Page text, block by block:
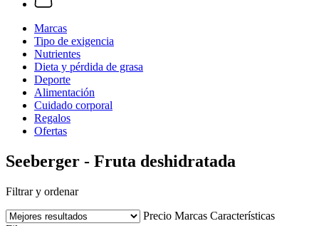
Marcas
Tipo de exigencia
Nutrientes
Dieta y pérdida de grasa
Deporte
Alimentación
Cuidado corporal
Regalos
Ofertas
Seeberger - Fruta deshidratada
Filtrar y ordenar
Precio Marcas Características